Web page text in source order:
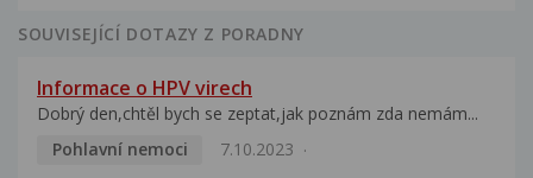
SOUVISEJÍCÍ DOTAZY Z PORADNY
Informace o HPV virech
Dobrý den,chtěl bych se zeptat,jak poznám zda nemám...
Pohlavní nemoci
7.10.2023